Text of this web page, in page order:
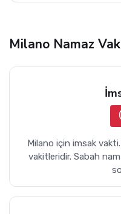
Milano Namaz
Milano için imsak
vakitleridir. Sabah